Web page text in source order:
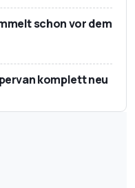
schon vor dem
komplett neu